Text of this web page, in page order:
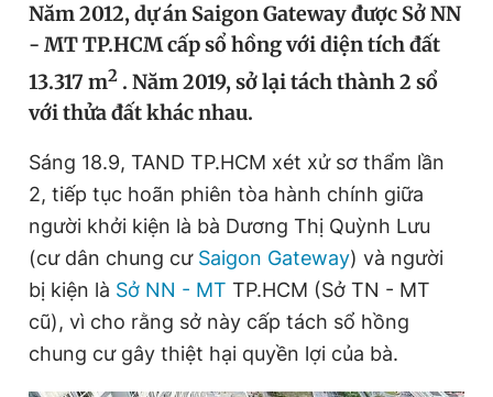
Magazine
Tiện ích Bạn cần biết
Thông tin tòa soạn Liên hệ quảng cáo
Năm 2012, dự án Saigon Gateway được Sở NN
- MT TP.HCM cấp sổ hồng với diện tích đất
13.317 m2 . Năm 2019, sở lại tách thành 2 sổ
với thửa đất khác nhau.
Sáng 18.9, TAND TP.HCM xét xử sơ thẩm lần
2, tiếp tục hoãn phiên tòa hành chính giữa
người khởi kiện là bà Dương Thị Quỳnh Lưu
(cư dân chung cư Saigon Gateway) và người
bị kiện là Sở NN - MT TP.HCM (Sở TN - MT
cũ), vì cho rằng sở này cấp tách sổ hồng
chung cư gây thiệt hại quyền lợi của bà.